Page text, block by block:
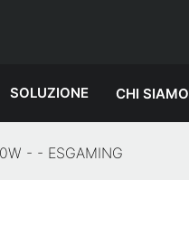
SOLUZIONE CHI SIAMO
- - ESGAMING